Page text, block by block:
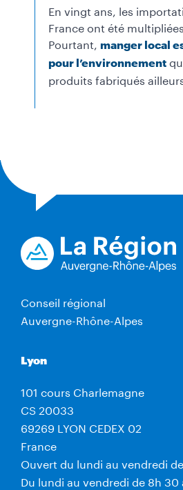
En vingt ans, les
France ont été
Pourtant, manger local
pour l’environnement
produits fabriqués
Conseil régional
Auvergne-Rhône-Alpes
Lyon
101 cours Charlemagne
CS 20033
69269 LYON CEDEX 02
France
Ouvert du lundi au vendredi
Du lundi au vendredi de 8h 30